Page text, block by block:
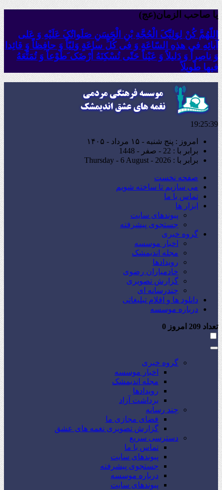
یا صاحب الزمان(عج)
اللّهُمَّ کُنْ لِوَلِیِّکَ الْحُجَّةِ بْنِ الْحَسَنِ صَلَواتُکَ عَلَیْهِ وَ عَلى
آبائِهِ فی هذِهِ السّاعَةِ وَ فی کُلِّ ساعَةٍ وَلِیّاً وَ حافِظاً وَ قائِدا
‏وَ ناصِراً وَ دَلیلاً وَ عَیْناً حَتّى تُسْکِنَهُ أَرْضَک َطَوْعاً وَ تُمَتِّعَهُ
فیها طَویلاً
19:25:41
امروز : پنج شنبه - ۱۵ مرداد - ۱۴۰۵
برابر با : 22 - صفر - 1448
برابر با : Thursday - 6 August - 2026
صفحه نخست
می سازیم تا ساخته شویم
تماس با ما
ابزار ها
پیوندهای سایت
جستجوی پیشرفته
گروه خبری
اخبار موسسه
مجله اندیمشک
رویدادها
خادمیاران رضوی
گزارش تصویری
چندرسانه ای
دانلود ها و اقلام تبلیغاتی
درباره موسسه
تعداد امروز 0
گروه خبری
اخبار موسسه
مجله اندیمشک
رویدادها
برداشت آزاد
چند رسانه
فضای مجازی ما
گزارش تصویری نغمه های عشق
دسترسی سریع
تماس با ما
پیوندهای سایت
جستجوی پیشرفته
درباره موسسه
پیوندهای سایت